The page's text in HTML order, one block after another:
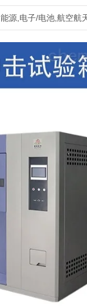
能源,电子/电池,航空航